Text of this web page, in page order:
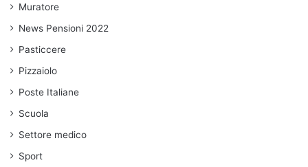
Muratore
News Pensioni 2022
Pasticcere
Pizzaiolo
Poste Italiane
Scuola
Settore medico
Sport